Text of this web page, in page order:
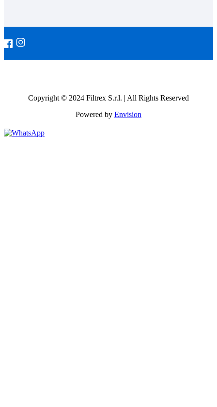
Copyright © 2024 Filtrex S.r.l. | All Rights Reserved
Powered by Envision